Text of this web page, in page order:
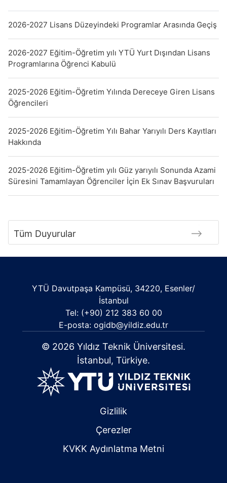
2026-2027 Lisans Düzeyindeki Programlar Arasında Geçiş
2026-2027 Eğitim-Öğretim yılı YTÜ Yurt Dışından Lisans
Programlarına Öğrenci Kabulü
2025-2026 Eğitim-Öğretim Yılında Dereceye Giren Lisans
Öğrencileri
2025-2026 Eğitim-Öğretim Yılı Bahar Yarıyılı Ders Kayıtları
Hakkında
2025-2026 Eğitim-Öğretim yılı Güz yarıyılı Sonunda Azami
Süresini Tamamlayan Öğrenciler İçin Ek Sınav Başvuruları
Tüm Duyurular
YTÜ Davutpaşa Kampüsü, 34220, Esenler/
İstanbul
Tel: (+90) 212 383 60 00
E-posta: ogidb@yildiz.edu.tr
© 2026 Yıldız Teknik Üniversitesi.
İstanbul, Türkiye.
Gizlilik
Çerezler
KVKK Aydınlatma Metni